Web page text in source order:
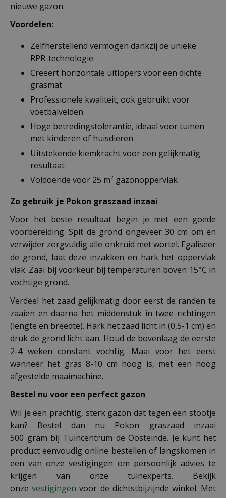
nieuwe gazon.
Voordelen:
Zelfherstellend vermogen dankzij de unieke
RPR-technologie
Creëert horizontale uitlopers voor een dichte
grasmat
Professionele kwaliteit, ook gebruikt voor
voetbalvelden
Hoge betredingstolerantie, ideaal voor tuinen
met kinderen of huisdieren
Uitstekende kiemkracht voor een gelijkmatig
resultaat
Voldoende voor 25 m² gazonoppervlak
Zo gebruik je Pokon graszaad inzaai
Voor het beste resultaat begin je met een goede
voorbereiding. Spit de grond ongeveer 30 cm om en
verwijder zorgvuldig alle onkruid met wortel. Egaliseer
de grond, laat deze inzakken en hark het oppervlak
vlak. Zaai bij voorkeur bij temperaturen boven 15°C in
vochtige grond.
Verdeel het zaad gelijkmatig door eerst de randen te
zaaien en daarna het middenstuk in twee richtingen
(lengte en breedte). Hark het zaad licht in (0,5-1 cm) en
druk de grond licht aan. Houd de bovenlaag de eerste
2-4 weken constant vochtig. Maai voor het eerst
wanneer het gras 8-10 cm hoog is, met een hoog
afgestelde maaimachine.
Bestel nu voor een perfect gazon
Wil je een prachtig, sterk gazon dat tegen een stootje
kan? Bestel dan nu Pokon graszaad inzaai
500 gram bij Tuincentrum de Oosteinde. Je kunt het
product eenvoudig online bestellen of langskomen in
een van onze vestigingen om persoonlijk advies te
krijgen van onze tuinexperts. Bekijk
onzevestigingen voor de dichtstbijzijnde winkel. Met